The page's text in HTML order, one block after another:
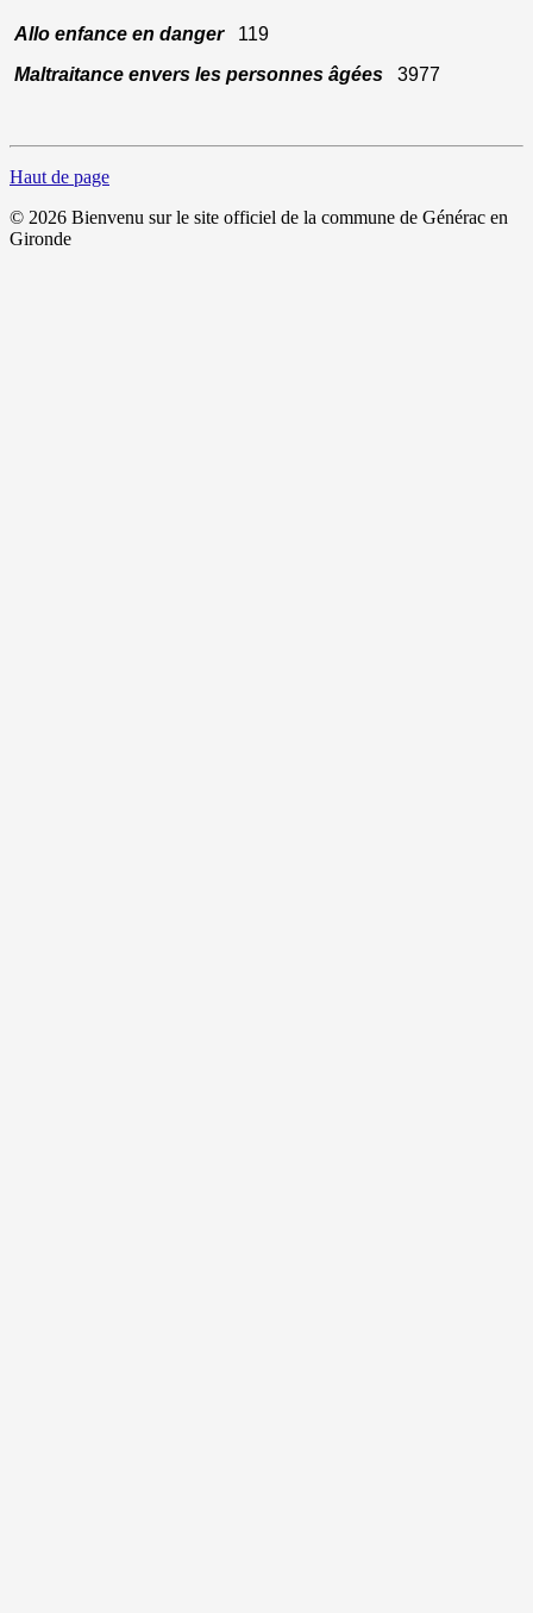
Allo enfance en danger
119
Maltraitance envers les personnes âgées
3977
Haut de page
© 2026 Bienvenu sur le site officiel de la commune de Générac en
Gironde